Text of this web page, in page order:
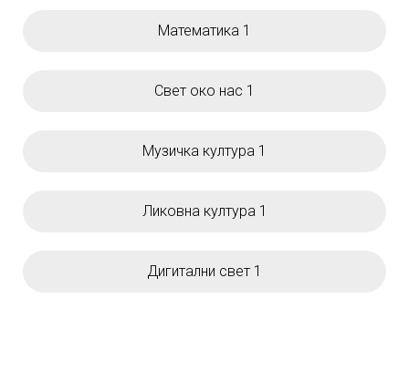
Математика 1
Свет око нас 1
Музичка култура 1
Ликовна култура 1
Дигитални свет 1